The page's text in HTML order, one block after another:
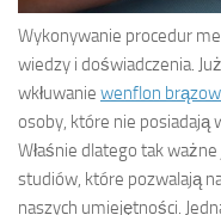
Wykonywanie procedur
wiedzy i doświadczenia.
wkłuwanie wenflon
osoby, które nie posiadają
Właśnie dlatego tak
studiów, które pozwalają
naszych umiejętności.